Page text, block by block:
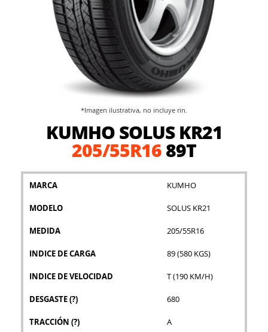
KUMHO SOLUS KR21
205/55R1689T
MARCA KUMHO
MODELO SOLUS KR21
MEDIDA 205/55R16
INDICE DE CARGA 89 (580 KGS)
INDICE DE VELOCIDAD T (190 KM/H)
DESGASTE(?) 680
TRACCIÓN (?) A
*Imagen ilustrativa, no incluye rin.
galería
imágenes